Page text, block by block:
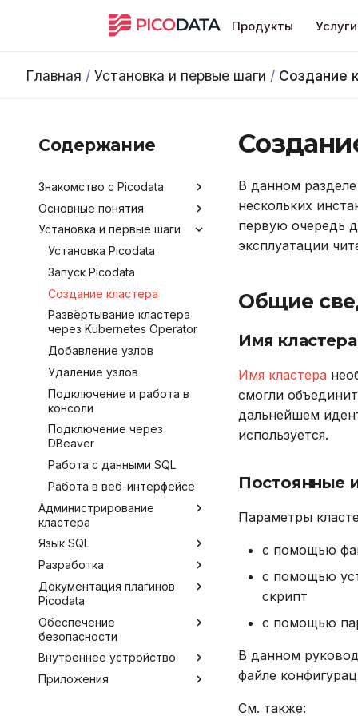
Продукты Услуги
Главная / Установка и первые шаги / Создание
Содержание
Знакомство с Picodata
Общее описание продукта
Преимущества Picodata
Сценарии использования
Picodata
Обратная связь и
получение помощи
Лицензирование
Версионирование
Основные понятия
Типы таблиц
Установка и первые шаги
Установка Picodata
Запуск Picodata
Создание кластера
Развёртывание кластера
через Kubernetes Operator
Добавление узлов
Удаление узлов
Подключение и работа в
консоли
Подключение через
DBeaver
Работа с данными SQL
Работа в веб-интерфейсе
Администрирование
кластера
Конфигурирование
Обзор методов
Аргументы командной
Файл конфигурации
Параметры конфигурации
Мониторинг
Получение данных о
кластере
Dashboard для Grafana
Развертывание кластера
через Ansible
Настройка серверов для
кластера
Управление кластером в
ограниченными
Язык SQL
Команды и термины SQL
Data Control Language
Data Definition Language
Data Manipulation Language
Data Query Language
Разработка
Инструментарий
разработчика
Внешние коннекторы
JDBC
Go
Rust
Работа с плагинами
Механизм плагинов
Создание плагина
Документация плагинов
Picodata
Обзор доступных плагинов
Argus
Franz
Kirovets
Обеспечение
безопасности
Работа в защищенной ОС
Ограничение программной
Внутреннее устройство
Распределенный SQL
Приложения
В данном
нескольких
первую очередь
эксплуатации
Общие
Имя кластера
Имя кластера
смогли
дальнейшем
используется.
Постоянные
Параметры
с помощью
с помощью
скрипт
с помощью
В данном
файле
См. также: